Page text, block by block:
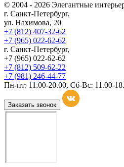
© 2004 - 2026 Элегантные
г. Санкт-Петербург,
ул. Нахимова, 20
+7 (812) 407-32-62
+7 (965) 022-62-62
г. Санкт-Петербург,
+7 (965) 022-62-62
+7 (812) 509-62-22
+7 (981) 246-44-77
Пн-пт: 11.00-20.00, Сб-Вс: 11.00-
Заказать звонок